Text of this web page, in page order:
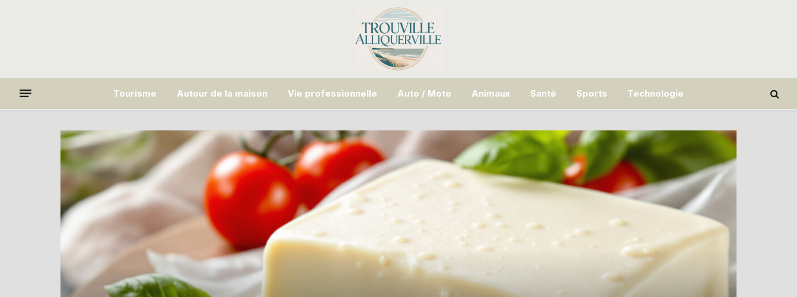
Tourisme Autour de la maison Vie professionnelle Auto / Moto Animaux Santé Sports Technologie